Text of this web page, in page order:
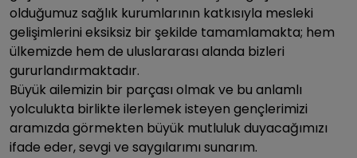
olduğumuz sağlık kurumlarının katkısıyla mesleki
gelişimlerini eksiksiz bir şekilde tamamlamakta; hem
ülkemizde hem de uluslararası alanda bizleri
gururlandırmaktadır.
Büyük ailemizin bir parçası olmak ve bu anlamlı
yolculukta birlikte ilerlemek isteyen gençlerimizi
aramızda görmekten büyük mutluluk duyacağımızı
ifade eder, sevgi ve saygılarımı sunarım.